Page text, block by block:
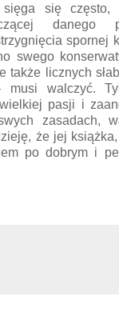
się często,
danego
spornej
swego
także licznych
musi walczyć.
pasji i
zasadach,
że jej
po dobrym i